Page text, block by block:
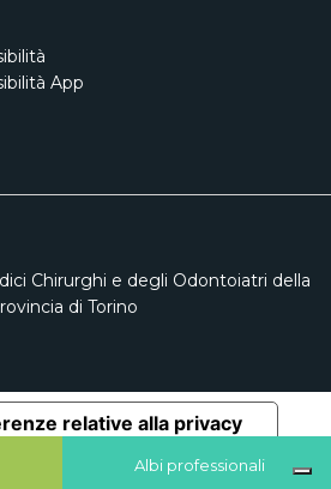
Albi professionali
App
Chirurghi e degli Odontoiatri della
di Torino
relative alla privacy